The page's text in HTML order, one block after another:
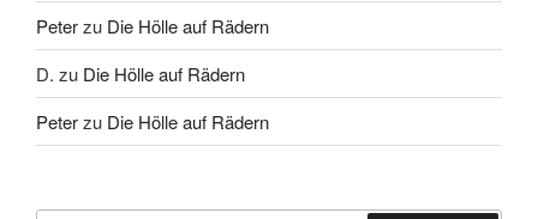
Peterzu Die Hölle auf Rädern
D. zu Die Hölle auf Rädern
Peterzu Die Hölle auf Rädern